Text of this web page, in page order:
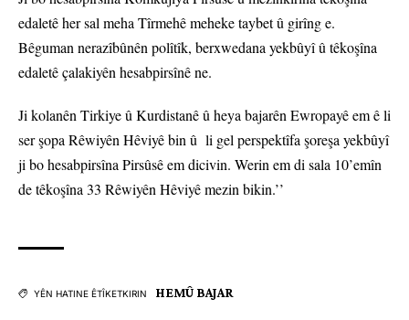
edaletê her sal meha Tîrmehê meheke taybet û girîng e.
Bêguman nerazîbûnên polîtîk, berxwedana yekbûyî û têkoşîna
edaletê çalakiyên hesabpirsînê ne.
Ji kolanên Tirkiye û Kurdistanê û heya bajarên Ewropayê em ê li
ser şopa Rêwiyên Hêviyê bin û li gel perspektîfa şoreşa yekbûyî
ji bo hesabpirsîna Pirsûsê em dicivin. Werin em di sala 10’emîn
de têkoşîna 33 Rêwiyên Hêviyê mezin bikin.’’
YÊN HATINE ÊTÎKETKIRIN HEMÛ BAJAR